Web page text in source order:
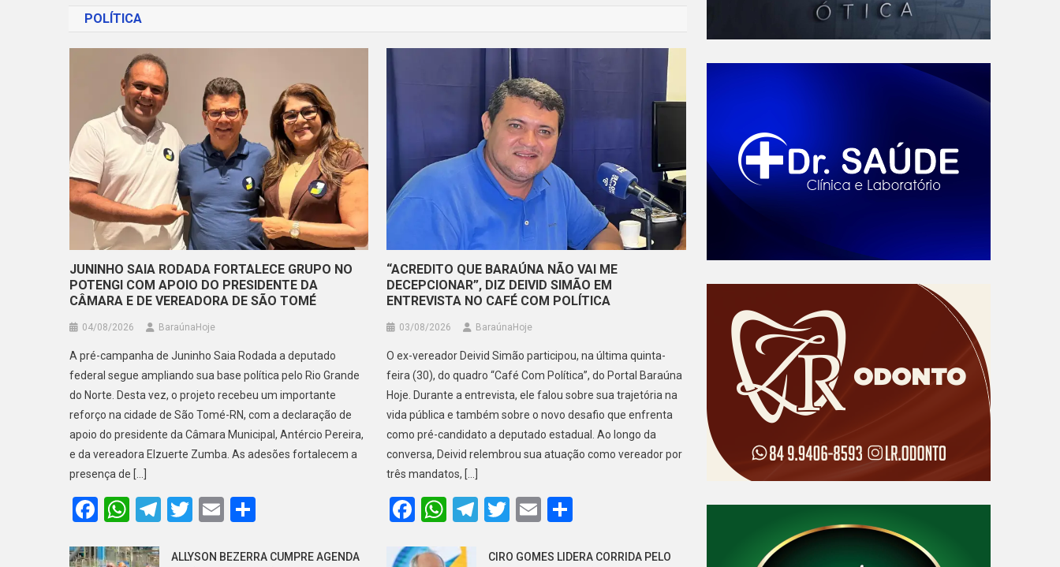
POLÍTICA
JUNINHO SAIA RODADA FORTALECE GRUPO NO
POTENGI COM APOIO DO PRESIDENTE DA
CÂMARA E DE VEREADORA DE SÃO TOMÉ
04/08/2026 BaraúnaHoje
A pré-campanha de Juninho Saia Rodada a deputado
federal segue ampliando sua base política pelo Rio Grande
do Norte. Desta vez, o projeto recebeu um importante
reforço na cidade de São Tomé-RN, com a declaração de
apoio do presidente da Câmara Municipal, Antércio Pereira,
e da vereadora Elzuerte Zumba. As adesões fortalecem a
presença de […]
Facebook
WhatsApp
Telegram
TwitterEmail
“ACREDITO QUE BARAÚNA NÃO VAI ME
DECEPCIONAR”, DIZ DEIVID SIMÃO EM
ENTREVISTA NO CAFÉ COM POLÍTICA
03/08/2026 BaraúnaHoje
O ex-vereador Deivid Simão participou, na última quinta-
feira (30), do quadro “Café Com Política”, do Portal Baraúna
Hoje. Durante a entrevista, ele falou sobre sua trajetória na
vida pública e também sobre o novo desafio que enfrenta
como pré-candidato a deputado estadual. Ao longo da
conversa, Deivid relembrou sua atuação como vereador por
três mandatos, […]
Facebook
WhatsApp
Telegram
Twitter
Email
ALLYSON BEZERRA CUMPRE AGENDA
CIRO GOMES LIDERA CORRIDA PELO